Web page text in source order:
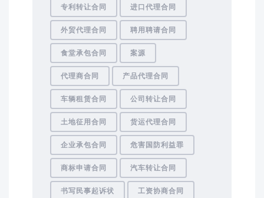
专利转让合同 进口代理合同
外贸代理合同 聘用聘请合同
食堂承包合同 案源
代理商合同 产品代理合同
车辆租赁合同 公司转让合同
土地征用合同 货运代理合同
企业承包合同 危害国防利益罪
商标申请合同 汽车转让合同
书写民事起诉状 工资协商合同